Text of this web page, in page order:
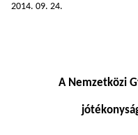
2014. 09. 24.
A Nemzetközi